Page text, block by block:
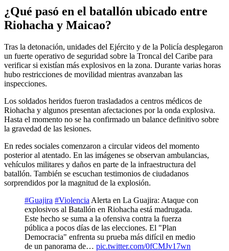
¿Qué pasó en el batallón ubicado entre
Riohacha y Maicao?
Tras la detonación, unidades del Ejército y de la Policía desplegaron
un fuerte operativo de seguridad sobre la Troncal del Caribe para
verificar si existían más explosivos en la zona. Durante varias horas
hubo restricciones de movilidad mientras avanzaban las
inspecciones.
Los soldados heridos fueron trasladados a centros médicos de
Riohacha y algunos presentan afectaciones por la onda explosiva.
Hasta el momento no se ha confirmado un balance definitivo sobre
la gravedad de las lesiones.
En redes sociales comenzaron a circular videos del momento
posterior al atentado. En las imágenes se observan ambulancias,
vehículos militares y daños en parte de la infraestructura del
batallón. También se escuchan testimonios de ciudadanos
sorprendidos por la magnitud de la explosión.
#Guajira #Violencia Alerta en La Guajira: Ataque con
explosivos al Batallón en Riohacha está madrugada.
Este hecho se suma a la ofensiva contra la fuerza
pública a pocos días de las elecciones. El "Plan
Democracia" enfrenta su prueba más difícil en medio
de un panorama de… pic.twitter.com/0fCMJv17wn